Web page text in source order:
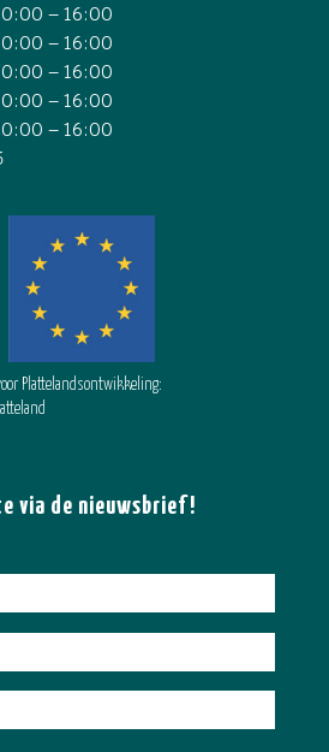
– 16:00
– 16:00
– 16:00
– 16:00
– 16:00
Plattelandsontwikkeling:
via de nieuwsbrief!